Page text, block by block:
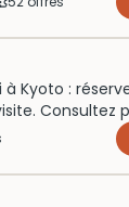
Kyoto :
Consultez
!